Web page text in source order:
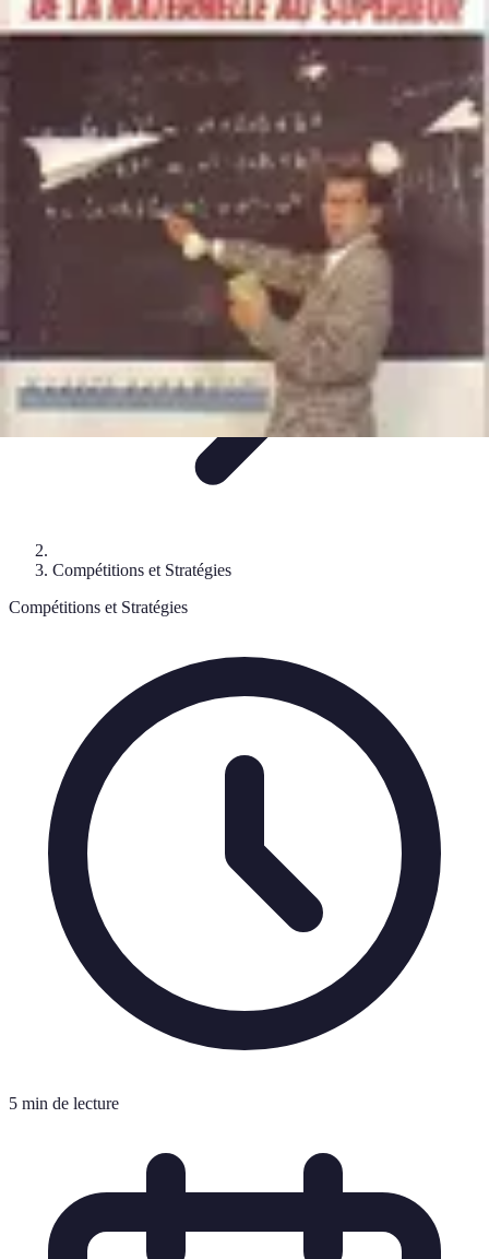
Univers Gamers
Tendances GamingÉquipement GamerGenres de
Univers Gamers
Compétitions et Stratégies
Compétitions et Stratégies
5 min de lecture